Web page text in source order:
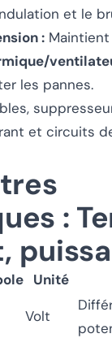
et le
:
les pannes.
et circuits
:
Unité
Volt